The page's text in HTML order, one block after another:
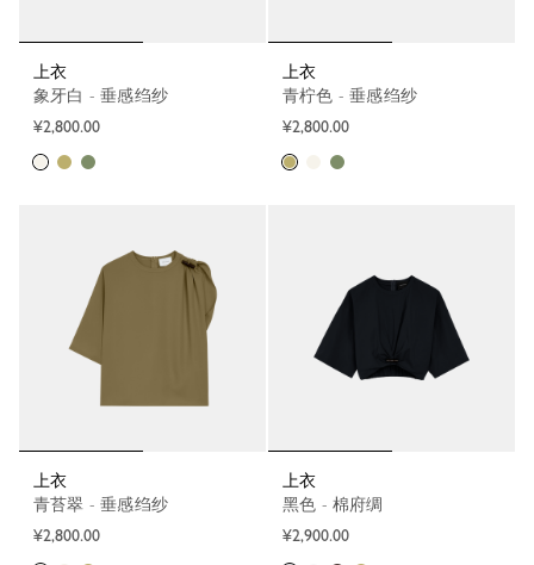
上衣
象牙白 - 垂感绉纱
¥2,800.00
上衣
青柠色 - 垂感绉纱
¥2,800.00
上衣
青苔翠 - 垂感绉纱
¥2,800.00
上衣
黑色 - 棉府绸
¥2,900.00